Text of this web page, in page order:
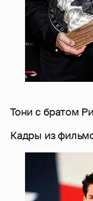
Тони с братом
Кадры из